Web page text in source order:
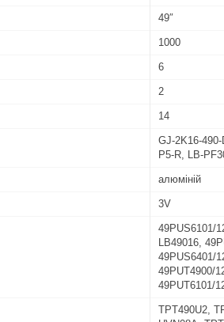
49″
1000
6
2
14
GJ-2K16-
P5-R, LB-
алюміній
3V
49PUS6101/
LB49016,
49PUS6401/
49PUT4900/
49PUT6101/
TPT490U2,